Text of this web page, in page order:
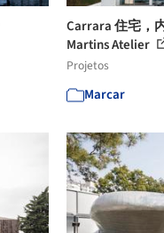
Carrara 住宅，
Martins Atelier
Projetos
Marcar